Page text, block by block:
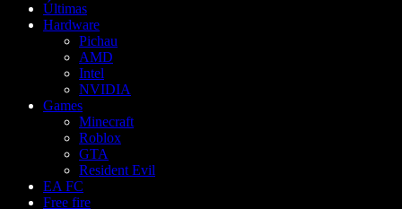
Últimas
Hardware
Pichau
AMD
Intel
NVIDIA
Games
Minecraft
Roblox
GTA
Resident Evil
EA FC
Free fire